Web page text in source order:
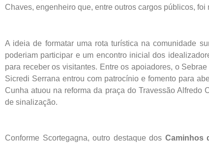
Chaves, engenheiro que, entre outros cargos públicos,
A ideia de formatar uma rota turística na comunidade
poderiam participar e um encontro inicial dos
para receber os visitantes. Entre os apoiadores, o
Sicredi Serrana entrou com patrocínio e fomento para
Cunha atuou na reforma da praça do Travessão
de sinalização.
Conforme Scortegagna, outro destaque dos Caminhos